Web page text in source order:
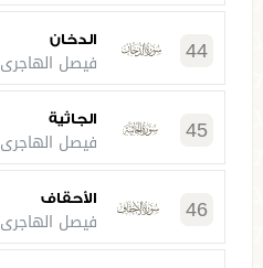
44 الدخان
فيصل الهاجري
45 الجاثية
فيصل الهاجري
46 الأحقاف
فيصل الهاجري